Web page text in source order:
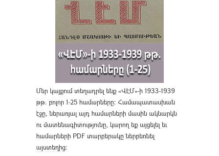
Մեր կայքում տեղադրել ենք «ՎԷՄ»-ի 1933-1939
թթ. բոլոր 1-25 համարները։ Համապատասխան
էջը, ներառյալ այդ համարների մասին ակնարկն
ու մատենագիտությունը, կարող եք այցելել եւ
համարների PDF տարբերակը ներբեռնել
այստեղից։